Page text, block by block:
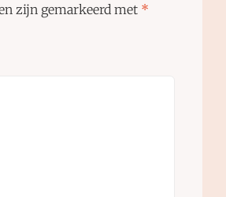
zijn gemarkeerd met *